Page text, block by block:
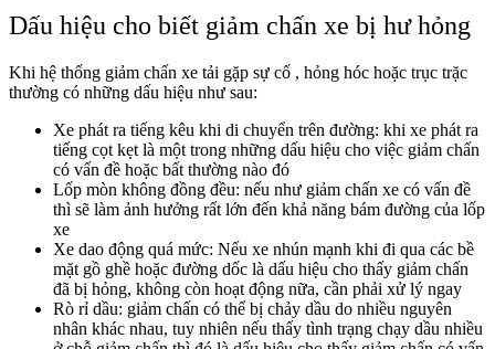
Dấu hiệu cho biết giảm chấn xe bị hư hỏng
Khi hệ thống giảm chấn xe tải gặp sự cố , hỏng hóc hoặc trục trặc
thường có những dấu hiệu như sau:
Xe phát ra tiếng kêu khi di chuyển trên đường: khi xe phát ra
tiếng cọt kẹt là một trong những dấu hiệu cho việc giảm chấn
có vấn đề hoặc bất thường nào đó
Lốp mòn không đồng đều: nếu như giảm chấn xe có vấn đề
thì sẽ làm ảnh hưởng rất lớn đến khả năng bám đường của lốp
xe
Xe dao động quá mức: Nếu xe nhún mạnh khi đi qua các bề
mặt gồ ghề hoặc đường dốc là dấu hiệu cho thấy giảm chấn
đã bị hỏng, không còn hoạt động nữa, cần phải xử lý ngay
Rò rỉ dầu: giảm chấn có thể bị chảy dầu do nhiều nguyên
nhân khác nhau, tuy nhiên nếu thấy tình trạng chạy dầu nhiều